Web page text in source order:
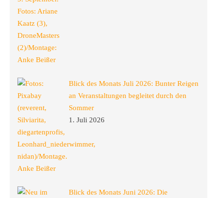
Blick des Monats Juli 2026: Bunter Reigen
an Veranstaltungen begleitet durch den
Sommer
1. Juli 2026
Blick des Monats Juni 2026: Die